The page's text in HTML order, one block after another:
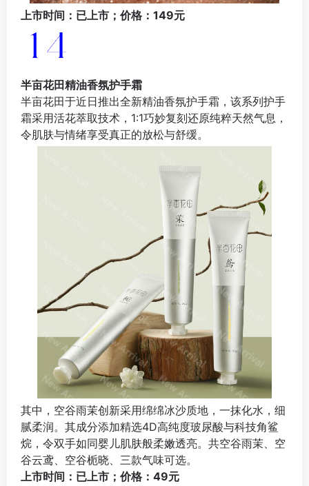
上市时间：已上市；价格：149元
半亩花田精油香氛护手霜
半亩花田于近日推出全新精油香氛护手霜，该系列护手
霜采用活花萃取技术，1:1巧妙复刻还原纯粹天然气息，
令肌肤与情绪享受真正的放松与舒缓。
其中，空谷雨茉创新采用绵绵冰沙质地，一抹化水，细
腻柔润。其成分添加精选4D高纯度玻尿酸与科技角鲨
烷，令双手如同婴儿肌肤般柔嫩透亮。共空谷雨茉、空
谷云鸢、空谷栀晓、三款气味可选。
上市时间：已上市；价格：49元